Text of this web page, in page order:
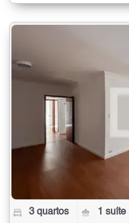
3 quartos 1 suíte